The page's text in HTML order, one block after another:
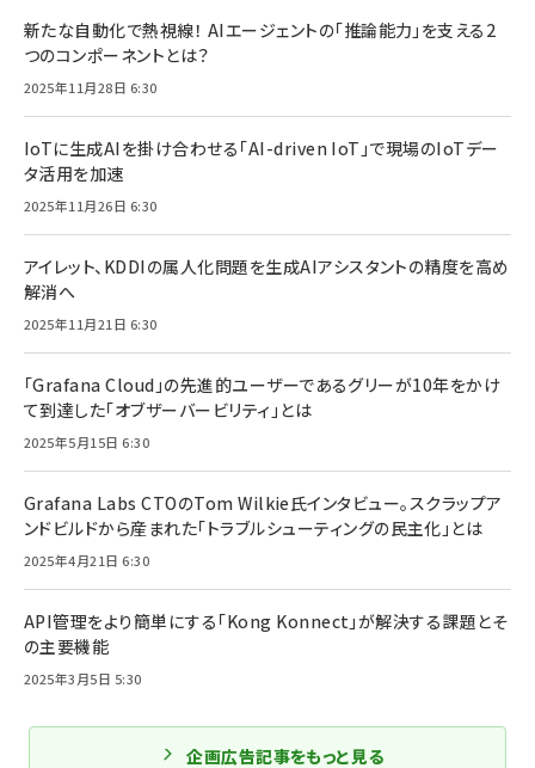
新たな自動化で熱視線！ AIエージェントの「推論能力」を支える2
つのコンポーネントとは？
2025年11月28日 6:30
IoTに生成AIを掛け合わせる「AI-driven IoT」で現場のIoTデー
タ活用を加速
2025年11月26日 6:30
アイレット、KDDIの属人化問題を生成AIアシスタントの精度を高め
解消へ
2025年11月21日 6:30
「Grafana Cloud」の先進的ユーザーであるグリーが10年をかけ
て到達した「オブザーバービリティ」とは
2025年5月15日 6:30
Grafana Labs CTOのTom Wilkie氏インタビュー。スクラップア
ンドビルドから産まれた「トラブルシューティングの民主化」とは
2025年4月21日 6:30
API管理をより簡単にする「Kong Konnect」が解決する課題とそ
の主要機能
2025年3月5日 5:30
企画広告記事をもっと見る